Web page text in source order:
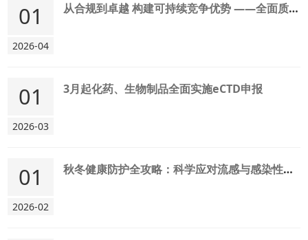
01
2026-04
从合规到卓越 构建可持续竞争优势 ——全面质量管理（TQM）解读
01
2026-03
3月起化药、生物制品全面实施eCTD申报
01
2026-02
秋冬健康防护全攻略：科学应对流感与感染性疾病